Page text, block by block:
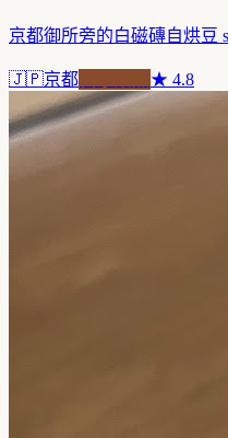
京都御所旁的白磁磚自烘豆
🇯🇵京都 ★ 4.8